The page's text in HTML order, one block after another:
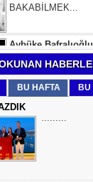
FORO
BOĞAÇ YÜZGÜL
TURİZM VE
Mr.Hiko...
KORKU VE ŞÜPHE
BU HAFTA BU
.........